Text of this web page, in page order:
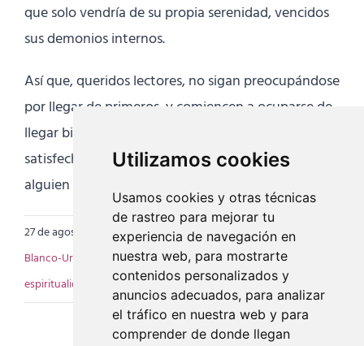
Utilizamos cookies
Usamos cookies y otras técnicas
de rastreo para mejorar tu
experiencia de navegación en
nuestra web, para mostrarte
contenidos personalizados y
anuncios adecuados, para analizar
el tráfico en nuestra web y para
comprender de donde llegan
que solo vendría de su propia serenidad, vencidos
sus demonios internos.
Así que, queridos lectores, no sigan preocupándose
por llegar de primeros, y comiencen a ocuparse de
llegar bien y oportunamente, contentos y
satisfechos de sí mismos, y si en el camino a
alguien pudieron ayudar, pues mejor que mejor.
27 de agosto de 2025 | Categorías:Artículos | Etiquetas:
Blanco-Uribe
constancia y práctica personal,ego y
espiritualidad
fábulasconenseñanza,filosofía del yoga